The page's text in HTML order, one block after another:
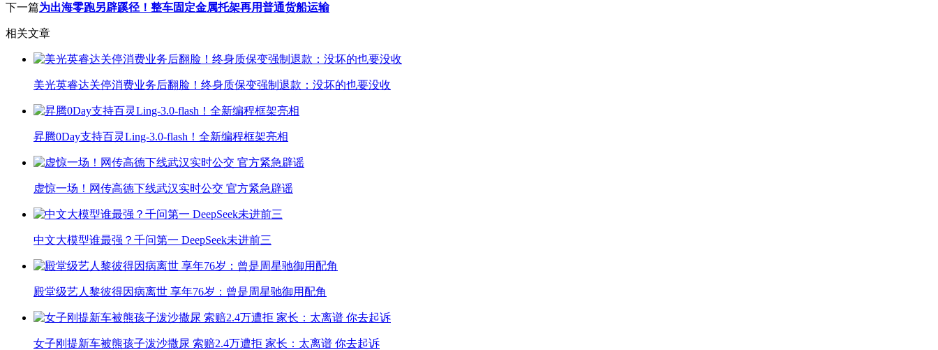
下一篇为出海零跑另辟蹊径！整车固定金属托架再用普通货船运输
相关文章
美光英睿达关停消费业务后翻脸！终身质保变强制退款：没坏的也要没收
昇腾0Day支持百灵Ling-3.0-flash！全新编程框架亮相
虚惊一场！网传高德下线武汉实时公交 官方紧急辟谣
中文大模型谁最强？千问第一 DeepSeek未进前三
殿堂级艺人黎彼得因病离世 享年76岁：曾是周星驰御用配角
女子刚提新车被熊孩子泼沙撒尿 索赔2.4万遭拒 家长：太离谱 你去起诉